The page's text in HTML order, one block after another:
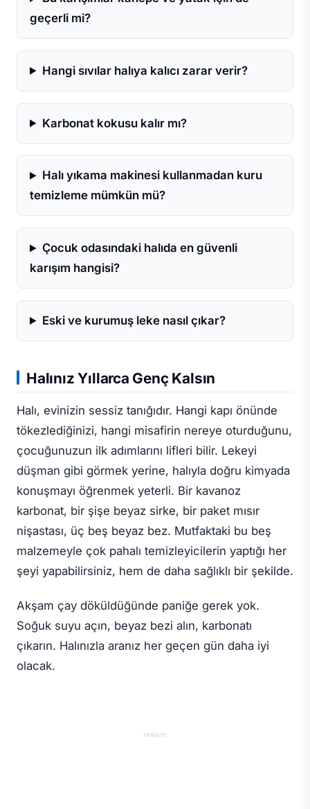
geçerli mi?
Hangi sıvılar halıya kalıcı zarar verir?
Karbonat kokusu kalır mı?
Halı yıkama makinesi kullanmadan kuru
temizleme mümkün mü?
Çocuk odasındaki halıda en güvenli
karışım hangisi?
Eski ve kurumuş leke nasıl çıkar?
Halınız Yıllarca Genç Kalsın
Halı, evinizin sessiz tanığıdır. Hangi kapı önünde
tökezlediğinizi, hangi misafirin nereye oturduğunu,
çocuğunuzun ilk adımlarını lifleri bilir. Lekeyi
düşman gibi görmek yerine, halıyla doğru kimyada
konuşmayı öğrenmek yeterli. Bir kavanoz
karbonat, bir şişe beyaz sirke, bir paket mısır
nişastası, üç beş beyaz bez. Mutfaktaki bu beş
malzemeyle çok pahalı temizleyicilerin yaptığı her
şeyi yapabilirsiniz, hem de daha sağlıklı bir şekilde.
Akşam çay döküldüğünde paniğe gerek yok.
Soğuk suyu açın, beyaz bezi alın, karbonatı
çıkarın. Halınızla aranız her geçen gün daha iyi
olacak.
reklam